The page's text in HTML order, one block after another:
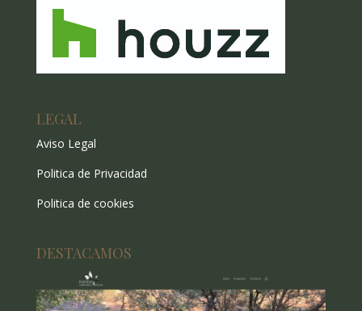
LEGAL
Aviso Legal
Politica de Privacidad
Politica de cookies
DESTACAMOS